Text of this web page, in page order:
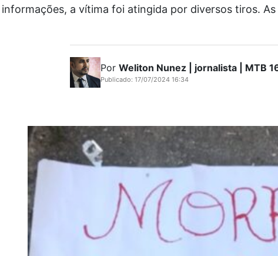
informações, a vítima foi atingida por diversos tiros.
Por Weliton Nunez | jornalista | MTB
Publicado: 17/07/2024 16:34